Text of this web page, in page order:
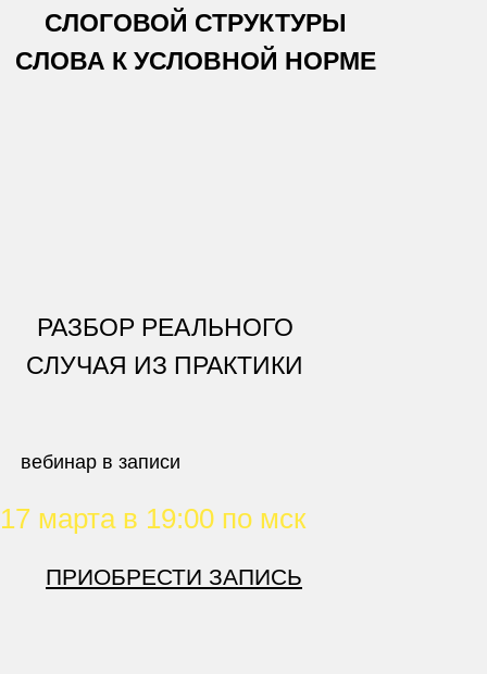
СЛОГОВОЙ СТРУКТУРЫ
СЛОВА К УСЛОВНОЙ НОРМЕ
РАЗБОР РЕАЛЬНОГО
СЛУЧАЯ ИЗ ПРАКТИКИ
вебинар в записи
17 марта в 19:00 по мск
ПРИОБРЕСТИ ЗАПИСЬ